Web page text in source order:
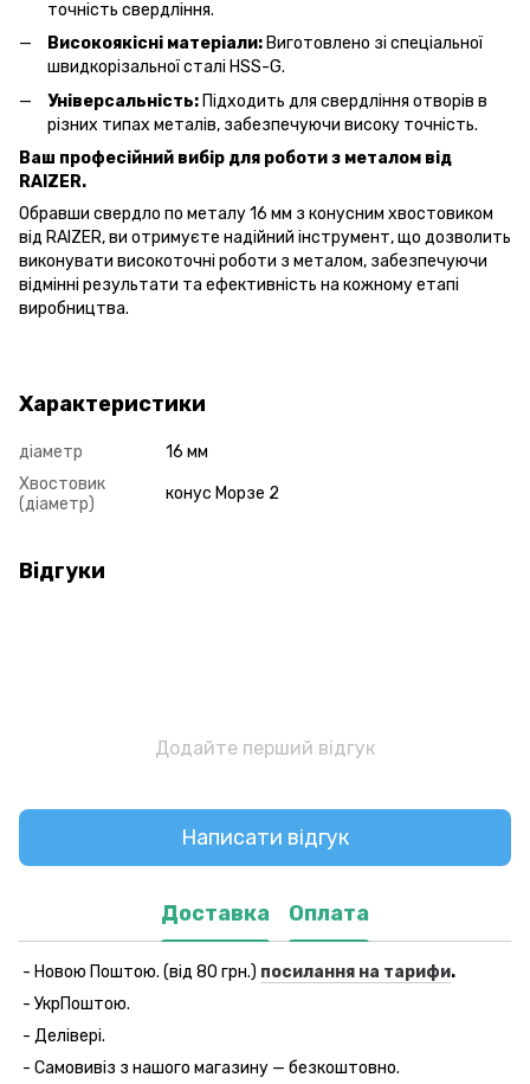
точність свердління.
Високоякісні матеріали: Виготовлено зі спеціальної
швидкорізальної сталі HSS-G.
Універсальність: Підходить для свердління отворів в
різних типах металів, забезпечуючи високу точність.
Ваш професійний вибір для роботи з металом від
RAIZER.
Обравши свердло по металу 16 мм з конусним хвостовиком
від RAIZER, ви отримуєте надійний інструмент, що дозволить
виконувати високоточні роботи з металом, забезпечуючи
відмінні результати та ефективність на кожному етапі
виробництва.
Характеристики
діаметр
16 мм
Хвостовик
(діаметр)
конус Морзе 2
Відгуки
Додайте перший відгук
Написати відгук
Доставка Оплата
- Новою Поштою. (від 80 грн.) посилання на тарифи.
- УкрПоштою.
- Делівері.
- Самовивіз з нашого магазину — безкоштовно.